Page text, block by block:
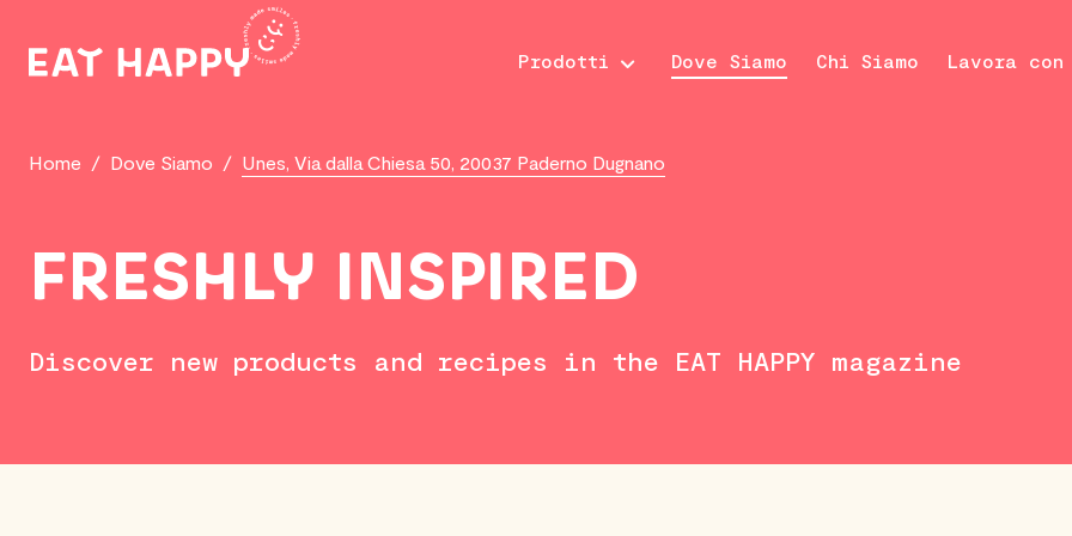
MAIN
Prodotti Dove Siamo Chi Siamo Lavora
Home / Dove Siamo / Unes, Via dalla Chiesa 50, 20037 Paderno Dugnano
FRESHLY INSPIRED
Discover new products and recipes in the EAT HAPPY magazine